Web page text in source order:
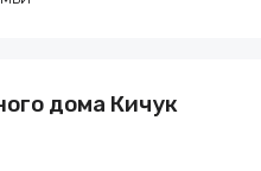
дома Кичук